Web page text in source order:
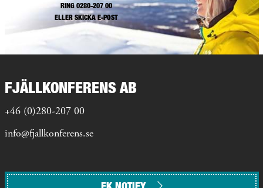
RING 0280-207 00
ELLERSKICKA E-POST
FJÄLLKONFERENS AB
+46 (0)280-207 00
info@fjallkonferens.se